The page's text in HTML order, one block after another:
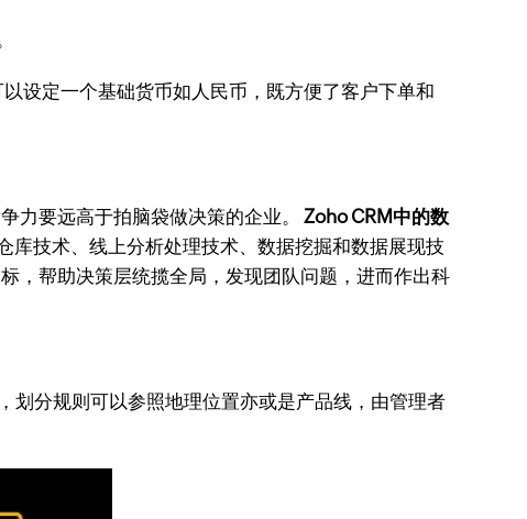
设定一个基础货币如人民币，既方便了客户下单和
力要远高于拍脑袋做决策的企业。Zoho CRM中的数
库技术、线上分析处理技术、数据挖掘和数据展现技
，帮助决策层统揽全局，发现团队问题，进而作出科
划分规则可以参照地理位置亦或是产品线，由管理者